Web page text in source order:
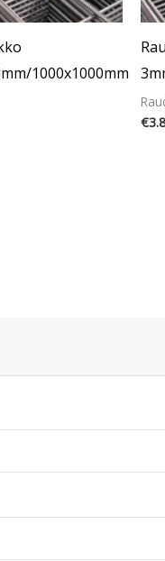
1000x1000mm
€